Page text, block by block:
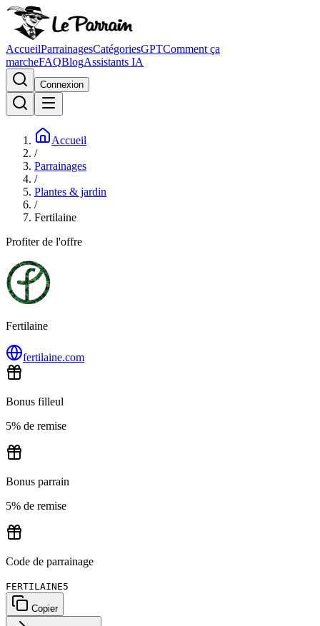
AccueilParrainagesCatégoriesGPTComment ça
marcheFAQBlogAssistants IA
Connexion
Accueil
/
Parrainages
/
Plantes & jardin
/
Fertilaine
Profiter de l'offre
Fertilaine
fertilaine.com
Bonus filleul
5% de remise
Bonus parrain
5% de remise
Code de parrainage
FERTILAINE5
Copier